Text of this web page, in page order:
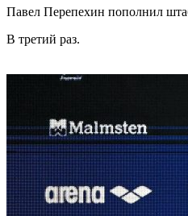
Павел Перепехин пополнил
В третий раз.